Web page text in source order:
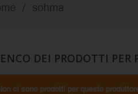
sohma
DEI PRODOTTI PER
ci sono prodotti per questo